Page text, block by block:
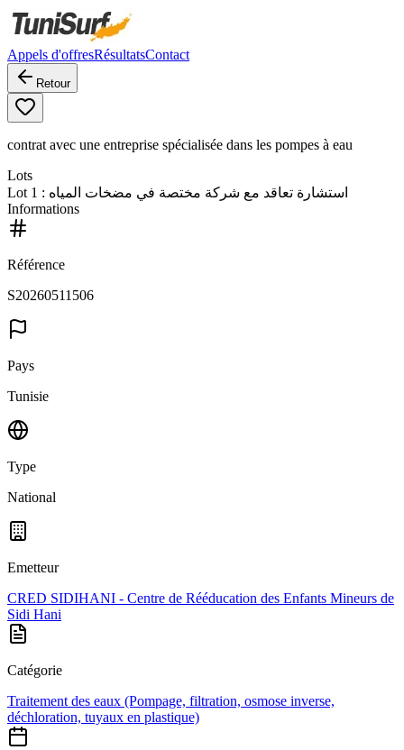
Appels d'offresRésultatsContact
Retour
contrat avec une entreprise spécialisée dans les pompes à eau
Lots
Lot 1
: استشارة تعاقد مع شركة مختصة في مضخات المياه
Informations
Référence
S20260511506
Pays
Tunisie
Type
National
Emetteur
CRED SIDIHANI - Centre de Rééducation des Enfants Mineurs de
Sidi Hani
Catégorie
Traitement des eaux (Pompage, filtration, osmose inverse,
déchloration, tuyaux en plastique)